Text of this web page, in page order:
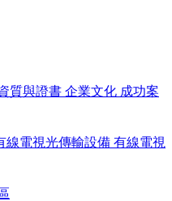
質與證書 企業文化 成功案
線電視光傳輸設備 有線電視